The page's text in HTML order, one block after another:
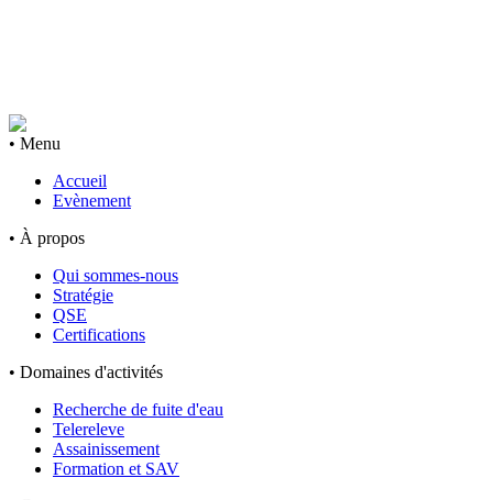
• Menu
Accueil
Evènement
• À propos
Qui sommes-nous
Stratégie
QSE
Certifications
• Domaines d'activités
Recherche de fuite d'eau
Telereleve
Assainissement
Formation et SAV